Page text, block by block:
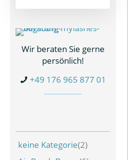
Wir beraten Sie gerne
persönlich!
+49 176 965 877 01
keine Kategorie(2)